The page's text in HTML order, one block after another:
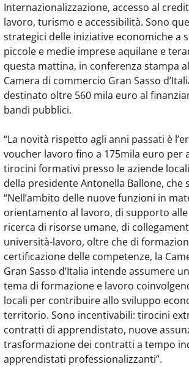
Internazionalizzazione, accesso al
lavoro, turismo e accessibilità. Sono
strategici delle iniziative economiche a
piccole e medie imprese aquilane e
questa mattina, in conferenza stampa
Camera di commercio Gran Sasso
destinato oltre 560 mila euro al
bandi pubblici.
“La novità rispetto agli anni passati è
voucher lavoro fino a 175mila euro per
tirocini formativi presso le aziende
della presidente Antonella Ballone, che
“Nell’ambito delle nuove funzioni in
orientamento al lavoro, di supporto
ricerca di risorse umane, di
università-lavoro, oltre che di
certificazione delle competenze, la
Gran Sasso d’Italia intende assumere
tema di formazione e lavoro
locali per contribuire allo sviluppo
territorio. Sono incentivabili: tirocini
contratti di apprendistato, nuove
trasformazione dei contratti a tempo
apprendistati professionalizzanti”.